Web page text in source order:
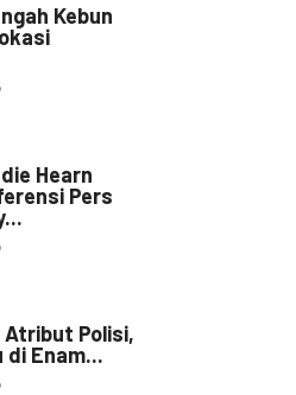
Kebun
Hearn
Pers
Atribut Polisi,
di Enam...